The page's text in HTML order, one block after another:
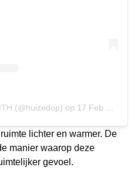
(@huizedop) op 17 Feb 2019 om 8:11 (PST)
lichter en warmer. De
manier waarop deze
gevoel.